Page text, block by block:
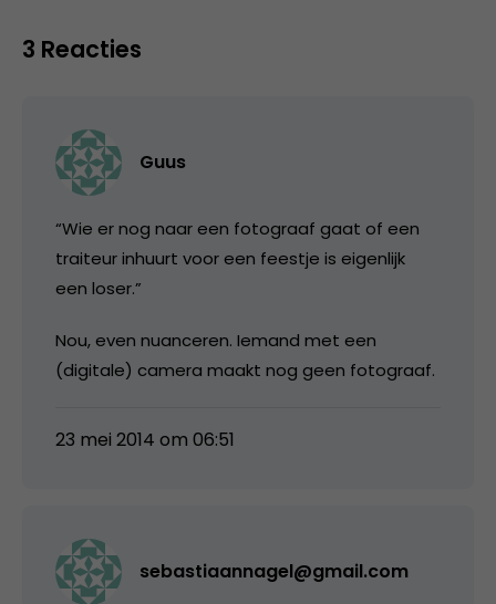
3 Reacties
Guus
“Wie er nog naar een fotograaf gaat of een
traiteur inhuurt voor een feestje is eigenlijk
een loser.”
Nou, even nuanceren. Iemand met een
(digitale) camera maakt nog geen fotograaf.
23 mei 2014 om 06:51
sebastiaannagel@gmail.com